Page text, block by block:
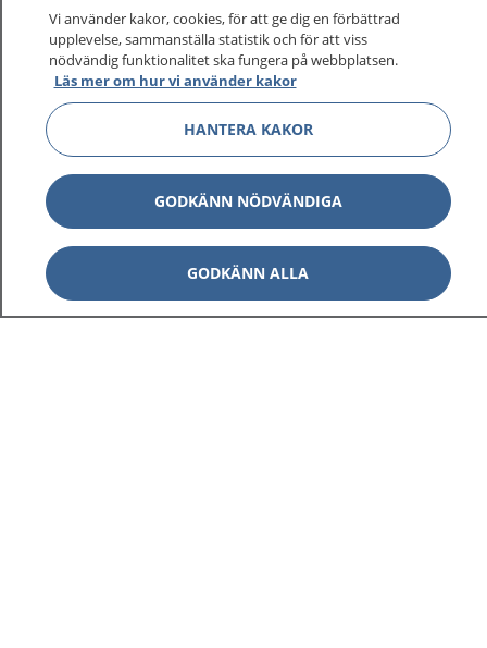
Vi använder kakor, cookies, för att ge dig en förbättrad
upplevelse, sammanställa statistik och för att viss
nödvändig funktionalitet ska fungera på webbplatsen.
Läs mer om hur vi använder kakor
HANTERA KAKOR
GODKÄNN NÖDVÄNDIGA
GODKÄNN ALLA